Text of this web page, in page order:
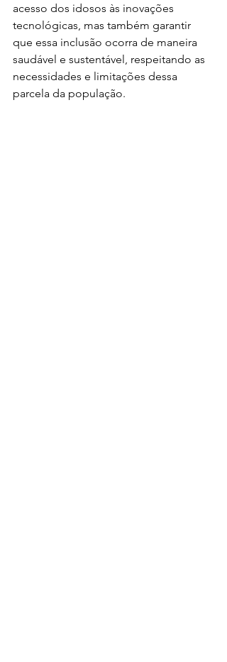
acesso dos idosos às inovações
tecnológicas, mas também garantir
que essa inclusão ocorra de maneira
saudável e sustentável, respeitando as
necessidades e limitações dessa
parcela da população.